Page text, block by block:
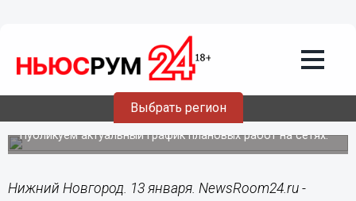
Выбрать регион
Тепло и свет отключены частично в
двух районах Нижнего Новгорода 13
Публикуем актуальный график плановых работ на сетях.
Нижний Новгород. 13 января. NewsRoom24.ru -